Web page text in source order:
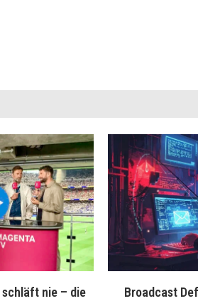
schläft nie – die
Broadcast